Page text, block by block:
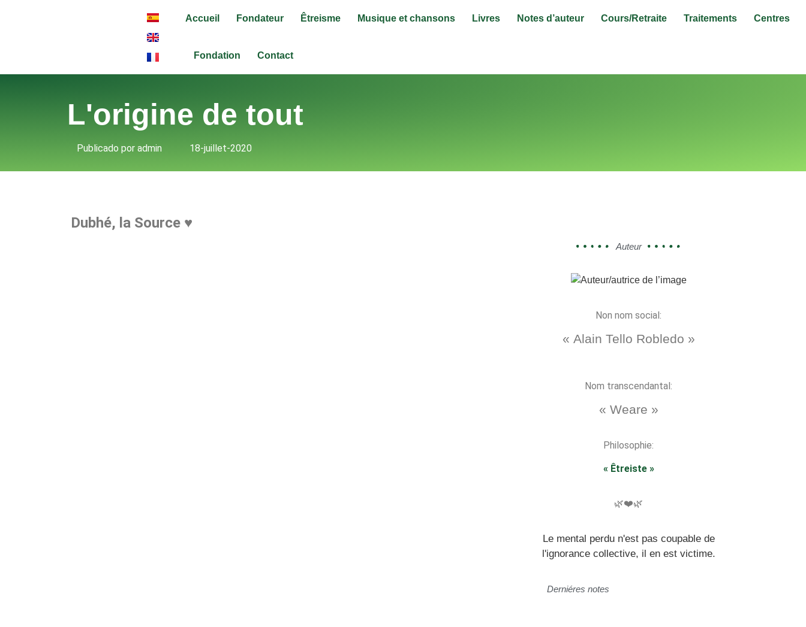
Accueil Fondateur Êtreisme Musique et chansons Livres Notes d’auteur Cours/Retraite Traitements Centres
Fondation Contact
L'origine de tout
Publicado por admin 18-juillet-2020
Dubhé, la Source ♥︎
Auteur
Non nom social:
« Alain Tello Robledo »
Nom transcendantal:
« Weare »
Philosophie:
« Êtreiste »
🌿❤️🌿
Le mental perdu n'est pas coupable de
l'ignorance collective, il en est victime.
Derniéres notes